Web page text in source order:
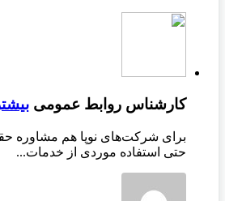
کارشناس روابط عمومی
برای شرکت‌های نوپا هم مشاوره
حتی استفاده موردی از خدمات...